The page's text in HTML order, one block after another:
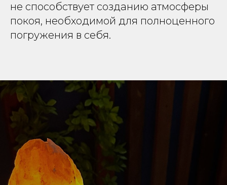
не способствует созданию атмосферы
покоя, необходимой для полноценного
погружения в себя.